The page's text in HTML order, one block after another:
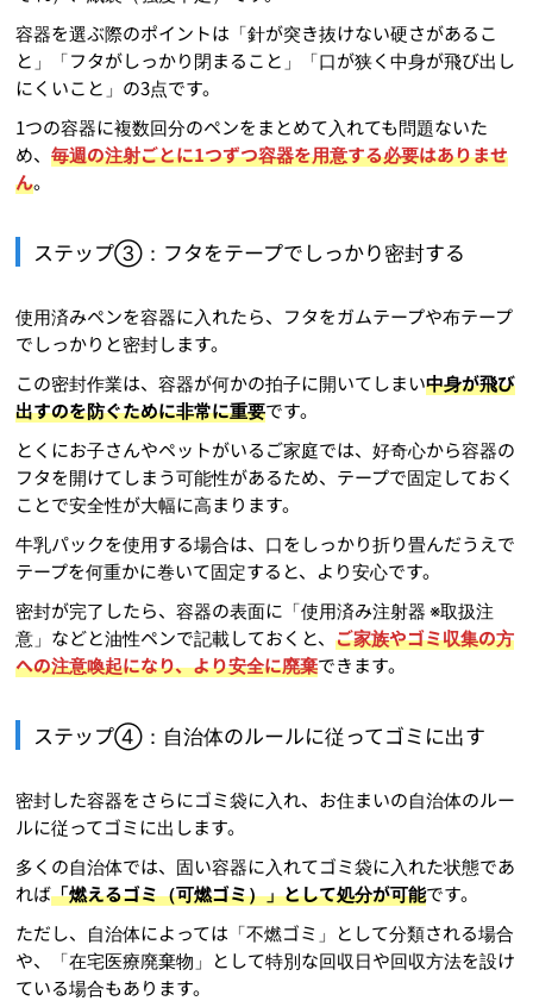
容器を選ぶ際のポイントは「針が突き抜けない硬さがあるこ
と」「フタがしっかり閉まること」「口が狭く中身が飛び出し
にくいこと」の3点です。
1つの容器に複数回分のペンをまとめて入れても問題ないた
め、毎週の注射ごとに1つずつ容器を用意する必要はありませ
ん。
ステップ③：フタをテープでしっかり密封する
使用済みペンを容器に入れたら、フタをガムテープや布テープ
でしっかりと密封します。
この密封作業は、容器が何かの拍子に開いてしまい中身が飛び
出すのを防ぐために非常に重要です。
とくにお子さんやペットがいるご家庭では、好奇心から容器の
フタを開けてしまう可能性があるため、テープで固定しておく
ことで安全性が大幅に高まります。
牛乳パックを使用する場合は、口をしっかり折り畳んだうえで
テープを何重かに巻いて固定すると、より安心です。
密封が完了したら、容器の表面に「使用済み注射器 ※取扱注
意」などと油性ペンで記載しておくと、ご家族やゴミ収集の方
への注意喚起になり、より安全に廃棄できます。
ステップ④：自治体のルールに従ってゴミに出す
密封した容器をさらにゴミ袋に入れ、お住まいの自治体のルー
ルに従ってゴミに出します。
多くの自治体では、固い容器に入れてゴミ袋に入れた状態であ
れば「燃えるゴミ（可燃ゴミ）」として処分が可能です。
ただし、自治体によっては「不燃ゴミ」として分類される場合
や、「在宅医療廃棄物」として特別な回収日や回収方法を設け
ている場合もあります。